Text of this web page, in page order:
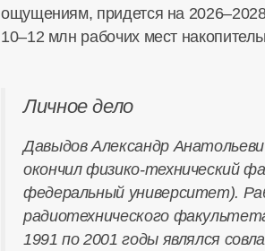
ощущениям, придется на
10–12 млн рабочих мест
Личное дело
Давыдов Александр
окончил физико-технический
федеральный университет).
радиотехнического
1991 по 2001 годы являлся